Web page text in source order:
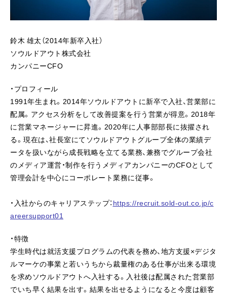
鈴木 雄太（2014年新卒入社）
ソウルドアウト株式会社
カンパニーCFO
・プロフィール
1991年生まれ。2014年ソウルドアウトに新卒で入社、営業部に
配属。アクセス分析をして改善提案を行う営業が得意。2018年
に営業マネージャーに昇進。2020年に人事部部長に抜擢され
る。現在は、社長室にてソウルドアウトグループ全体の業績デ
ータを扱いながら成長戦略を立てる業務、兼務でグループ会社
のメディア運営・制作を行うメディアカンパニーのCFOとして
管理会計を中心にコーポレート業務に従事。
・入社からのキャリアステップ： https://recruit.sold-out.co.jp/c
areersupport01
・特徴
学生時代は就活支援プログラムの代表を務め、地方支援×デジタ
ルマーケの事業と若いうちから裁量権のある仕事が出来る環境
を求めソウルドアウトへ入社する。入社後は配属された営業部
でいち早く結果を出す。結果を出せるようになると今度は顧客